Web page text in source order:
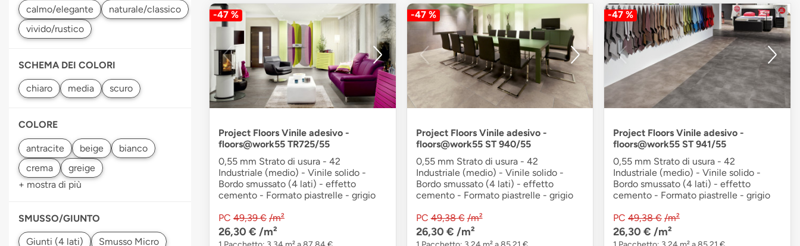
SCHEMA DEI COLORI
COLORE
+ mostra di più
SMUSSO/GIUNTO
-47 %
Project Floors Vinile adesivo -
floors@work55 TR725/55
0,55 mm Strato di usura - 42
Industriale (medio) - Vinile solido -
Bordo smussato (4 lati) - effetto
cemento - Formato piastrelle - grigio
PC 49,39 € /m²
26,30 € /m²
-47 %
Project Floors Vinile adesivo -
floors@work55 ST 940/55
0,55 mm Strato di usura - 42
Industriale (medio) - Vinile solido -
Bordo smussato (4 lati) - effetto
cemento - Formato piastrelle - grigio
PC 49,38 € /m²
26,30 € /m²
-47 %
Project Floors Vinile adesivo -
floors@work55 ST 941/55
0,55 mm Strato di usura - 42
Industriale (medio) - Vinile solido -
Bordo smussato (4 lati) - effetto
cemento - Formato piastrelle - grigio
PC 49,38 € /m²
26,30 € /m²